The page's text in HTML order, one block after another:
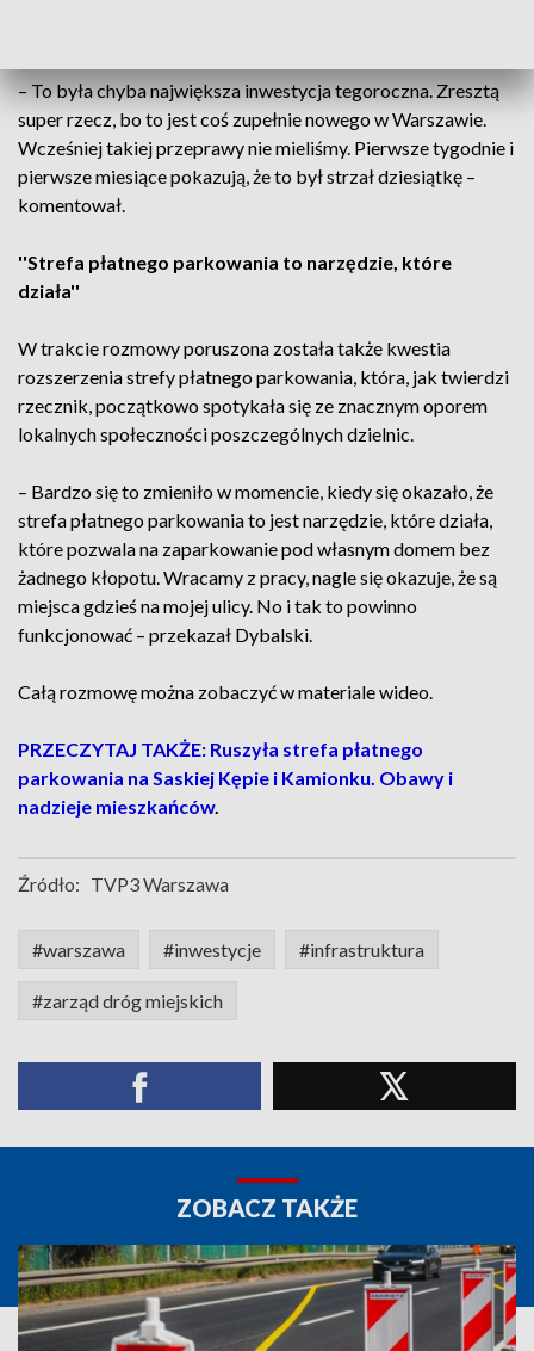
– To była chyba największa inwestycja tegoroczna. Zresztą
super rzecz, bo to jest coś zupełnie nowego w Warszawie.
Wcześniej takiej przeprawy nie mieliśmy. Pierwsze tygodnie i
pierwsze miesiące pokazują, że to był strzał dziesiątkę –
komentował.
''Strefa płatnego parkowania to narzędzie, które
działa''
W trakcie rozmowy poruszona została także kwestia
rozszerzenia strefy płatnego parkowania, która, jak twierdzi
rzecznik, początkowo spotykała się ze znacznym oporem
lokalnych społeczności poszczególnych dzielnic.
– Bardzo się to zmieniło w momencie, kiedy się okazało, że
strefa płatnego parkowania to jest narzędzie, które działa,
które pozwala na zaparkowanie pod własnym domem bez
żadnego kłopotu. Wracamy z pracy, nagle się okazuje, że są
miejsca gdzieś na mojej ulicy. No i tak to powinno
funkcjonować – przekazał Dybalski.
Całą rozmowę można zobaczyć w materiale wideo.
PRZECZYTAJ TAKŻE: Ruszyła strefa płatnego
parkowania na Saskiej Kępie i Kamionku. Obawy i
nadzieje mieszkańców.
Źródło: TVP3 Warszawa
#warszawa #inwestycje #infrastruktura
#zarząd dróg miejskich
ZOBACZ TAKŻE